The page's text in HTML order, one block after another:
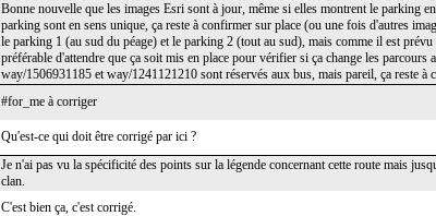
Bonne nouvelle que les images Esri sont à jour, même si elles montrent le parking
parking sont en sens unique, ça reste à confirmer sur place (ou une fois d'autres
le parking 1 (au sud du péage) et le parking 2 (tout au sud), mais comme il est
préférable d'attendre que ça soit mis en place pour vérifier si ça change les
way/1506931185 et way/1241121210 sont réservés aux bus, mais pareil, ça reste à
#for_me à corriger
Qu'est-ce qui doit être corrigé par ici ?
Je n'ai pas vu la spécificité des points sur la légende concernant cette route mais
clan.
C'est bien ça, c'est corrigé.